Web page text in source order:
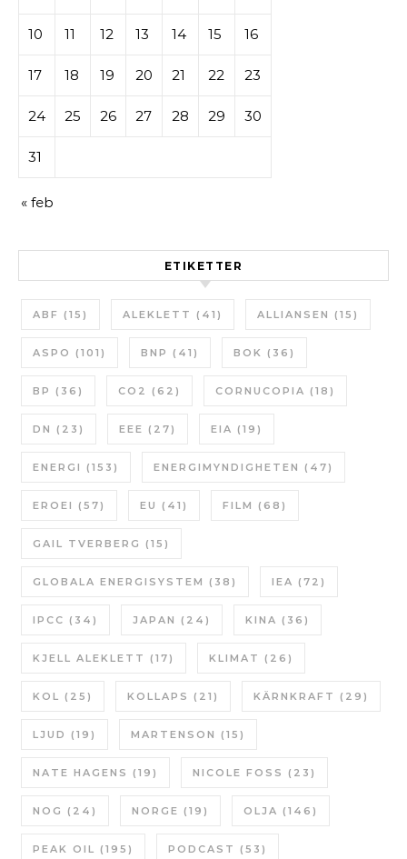
10 11 12 13 14 15 16
17 18 19 20 21 22 23
24 25 26 27 28 29 30
31
« feb
ETIKETTER
ABF (15) ALEKLETT (41) ALLIANSEN (15)
ASPO (101) BNP (41) BOK (36)
BP (36) CO2 (62) CORNUCOPIA (18)
DN (23) EEE (27) EIA (19)
ENERGI (153) ENERGIMYNDIGHETEN (47)
EROEI (57) EU (41) FILM (68)
GAIL TVERBERG (15)
GLOBALA ENERGISYSTEM (38) IEA (72)
IPCC (34) JAPAN (24) KINA (36)
KJELL ALEKLETT (17) KLIMAT (26)
KOL (25) KOLLAPS (21) KÄRNKRAFT (29)
LJUD (19) MARTENSON (15)
NATE HAGENS (19) NICOLE FOSS (23)
NOG (24) NORGE (19) OLJA (146)
PEAK OIL (195) PODCAST (53)